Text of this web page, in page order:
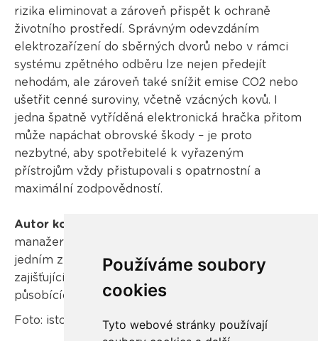
Používáme soubory
cookies
Tyto webové stránky používají
rizika eliminovat a zároveň přispět k ochraně
životního prostředí. Správným odevzdáním
elektrozařízení do sběrných dvorů nebo v rámci
systému zpětného odběru lze nejen předejít
nehodám, ale zároveň také snížit emise CO2 nebo
ušetřit cenné suroviny, včetně vzácných kovů. I
jedna špatně vytříděná elektronická hračka přitom
může napáchat obrovské škody – je proto
nezbytné, aby spotřebitelé k vyřazeným
přístrojům vždy přistupovali s opatrnostní a
maximální zodpovědností.
Autor komentáře:
manažer společnosti
jedním ze tří největších kolektivních systémů
zajišťujících sběr odpadních elektrozařízení
působících v České republice.
Foto: istockphoto.com